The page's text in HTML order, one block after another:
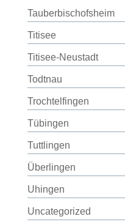
Tauberbischofsheim
Titisee
Titisee-Neustadt
Todtnau
Trochtelfingen
Tübingen
Tuttlingen
Überlingen
Uhingen
Uncategorized